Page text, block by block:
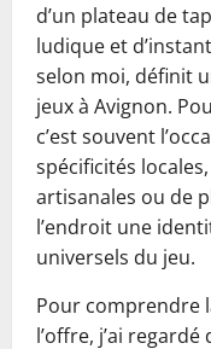
d’un plateau de
ludique et
selon moi, définit
jeux à Avignon.
c’est souvent
spécificités
artisanales ou de
l’endroit une
universels du jeu.
Pour comprendre
l’offre, j’ai regardé